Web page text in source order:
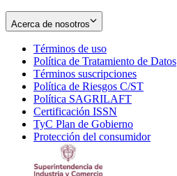
Acerca de nosotros
Términos de uso
in
new
window
Política de Tratamiento de Datos
Términos suscripciones
in
Política de Riesgos C/ST
Política SAGRILAFT
new
window
Certificación ISSN
in
new
TyC Plan de Gobierno
in
Protección del consumidorOpens